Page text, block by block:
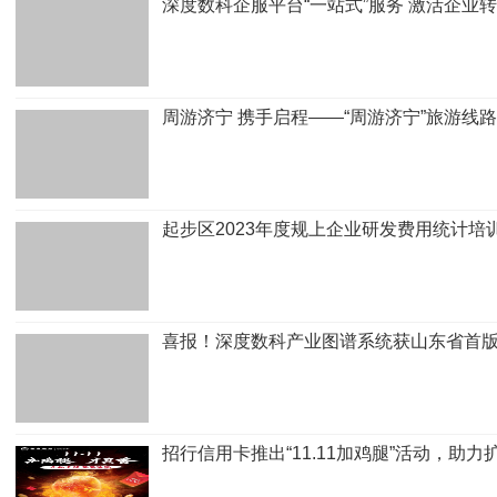
深度数科企服平台“一站式”服务 激活企业
周游济宁 携手启程——“周游济宁”旅游线
起步区2023年度规上企业研发费用统计培
喜报！深度数科产业图谱系统获山东省首
招行信用卡推出“11.11加鸡腿”活动，助力